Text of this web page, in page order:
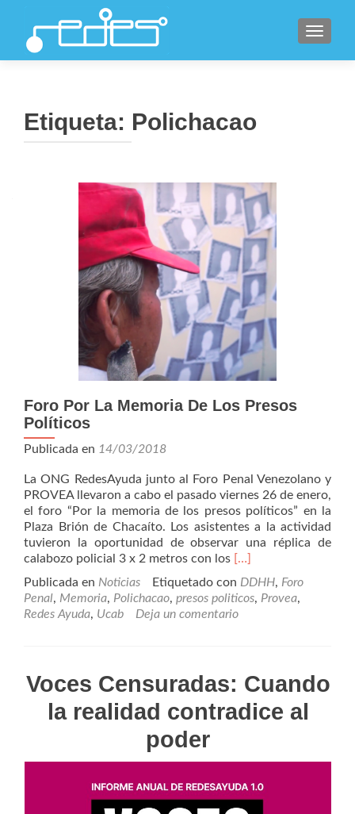
Etiqueta: Polichacao
Foro Por La Memoria De Los Presos
Políticos
Publicada en 14/03/2018
La ONG RedesAyuda junto al Foro Penal Venezolano y
PROVEA llevaron a cabo el pasado viernes 26 de enero,
el foro “Por la memoria de los presos políticos” en la
Plaza Brión de Chacaíto. Los asistentes a la actividad
tuvieron la oportunidad de observar una réplica de
calabozo policial 3 x 2 metros con los Leer
Por
La
Memoria
Políticos
[…]
Publicada en Noticias Etiquetado con DDHH, Foro
Penal, Memoria, Polichacao, presos politicos, Provea,
Redes Ayuda, Ucab Deja un comentario
Voces Censuradas: Cuando
la realidad contradice al
poder